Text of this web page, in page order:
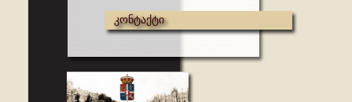
კონტაქტი